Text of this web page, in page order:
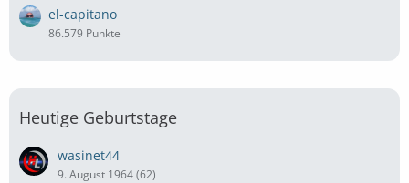
el-capitano
86.579 Punkte
Heutige Geburtstage
wasinet44
9. August 1964 (62)